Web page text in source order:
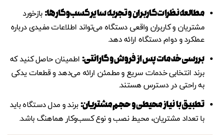
مطالعه نظرات کاربران و تجربه سایر کسب‌وکارها: بازخورد
مشتریان و کاربران واقعی دستگاه می‌تواند اطلاعات مفیدی درباره
عملکرد و دوام دستگاه ارائه دهد.
بررسی خدمات پس از فروش و گارانتی:اطمینان حاصل کنید که
برند انتخابی خدمات سریع و مطمئن ارائه می‌دهد و قطعات یدکی
به راحتی در دسترس هستند.
تطبیق با نیاز محیطی و حجم مشتریان: برند و مدل دستگاه باید
با تعداد مشتریان، محیط نصب و نوع کسب‌وکار هماهنگ باشد.